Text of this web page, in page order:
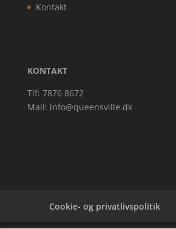
Kontakt
KONTAKT
Tlf: 7876 8672
Mail: info@queensville.dk
Cookie- og privatlivspolitik